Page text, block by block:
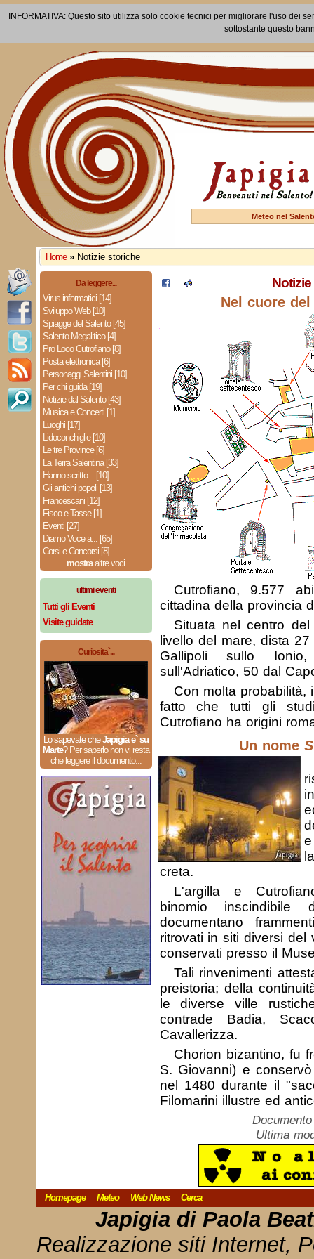
INFORMATIVA: Questo sito utilizza solo cookie tecnici per migliorare l'uso dei
sottostante questo
Meteo nel
Home » Notizie storiche
Da leggere...
Virus informatici [14]
Sviluppo Web [10]
Spiagge del Salento [45]
Salento Megalitico [4]
Pro Loco Cutrofiano [8]
Posta elettronica [6]
Personaggi Salentini [10]
Per chi guida [19]
Notizie dal Salento [43]
Musica e Concerti [1]
Luoghi [17]
Lidoconchiglie [10]
Le tre Province [6]
La Terra Salentina [33]
Hanno scritto... [10]
Gli antichi popoli [13]
Francescani [12]
Fisco e Tasse [1]
Eventi [27]
Diamo Voce a... [65]
Corsi e Concorsi [8]
mostraaltre voci
ultimi eventi
Tutti gli Eventi
Visite guidate
Curiosita`...
Lo sapevate cheJapigia e` su
Marte? Per saperlo non vi resta
che leggere il documento...
Nel cuore
Cutrofiano, 9.577
cittadina della provincia
Situata nel centro
livello del mare, dista
Gallipoli sullo
sull'Adriatico, 50 dal
Con molta probabilità,
fatto che tutti gli
Cutrofiano ha origini
Un nome
creta.
L'argilla e
binomio inscindibile
documentano
ritrovati in siti diversi del
conservati presso il
Tali rinvenimenti
preistoria; della
le diverse ville
contrade Badia,
Cavallerizza.
Chorion bizantino, fu
S. Giovanni) e
nel 1480 durante il
Filomarini illustre ed
Ultima
Homepage Meteo Web News Cerca
Japigia di Paola
Realizzazione siti Internet,